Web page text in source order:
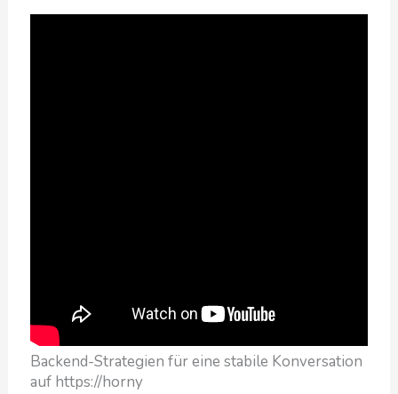
Backend-Strategien für eine stabile Konversation
auf https://horny